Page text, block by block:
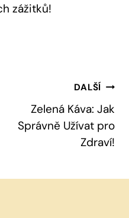
zážitků!
DALŠÍ
Zelená Káva: Jak
Správně Užívat pro
Zdraví!